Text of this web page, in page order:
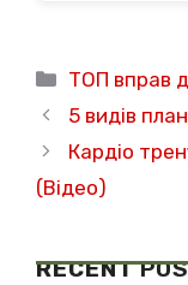
Категорії
ТОП вправ
5 видів
Кардіо
(Відео)
RECENT